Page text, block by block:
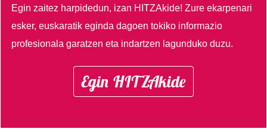
Egin zaitez harpidedun, izan HITZAkide!Zure ekarpenari
esker, euskaratik eginda dagoen tokiko informazio
profesionala garatzen eta indartzen lagunduko duzu.
Egin HITZAkide